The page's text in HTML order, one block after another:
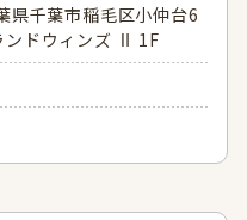
県千葉市稲毛区小仲台6
ンドウィンズ Ⅱ 1F